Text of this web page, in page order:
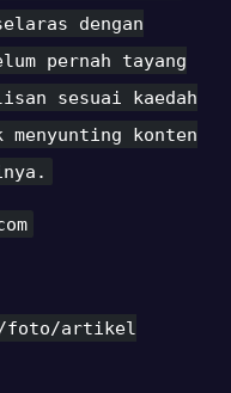
dengan
pernah tayang
sesuai kaedah
konten
foto/artikel